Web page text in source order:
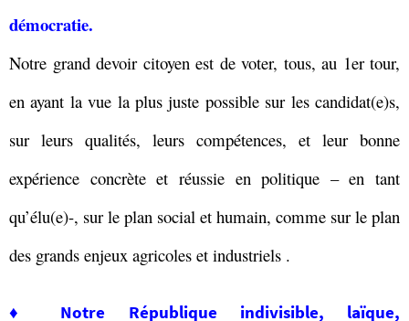
démocratie.
Notre grand devoir citoyen est de voter, tous, au 1er tour,
en ayant la vue la plus juste possible sur les candidat(e)s,
sur leurs qualités, leurs compétences, et leur bonne
expérience concrète et réussie en politique – en tant
qu’élu(e)-, sur le plan social et humain, comme sur le plan
des grands enjeux agricoles et industriels .
♦ Notre République indivisible, laïque,